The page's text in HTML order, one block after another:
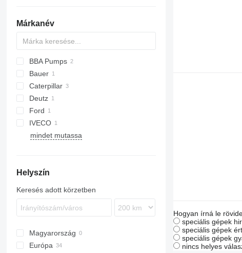
Márkanév
BBA Pumps
B-series
Bauer
Caterpillar
Deutz
Ford
IVECO
mindet mutassa
Helyszín
Keresés adott körzetben
Magyarország
Európa
Hogyan írná le
speciális gépek
speciális gépek
speciális gépek
nincs helyes